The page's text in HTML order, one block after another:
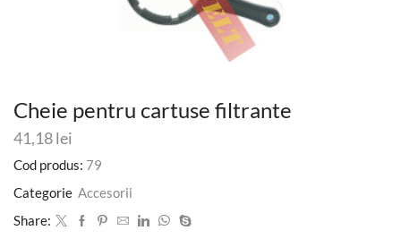
Cheie pentru cartuse filtrante
41,18lei
Cod produs: 79
Categorie Accesorii
Share: